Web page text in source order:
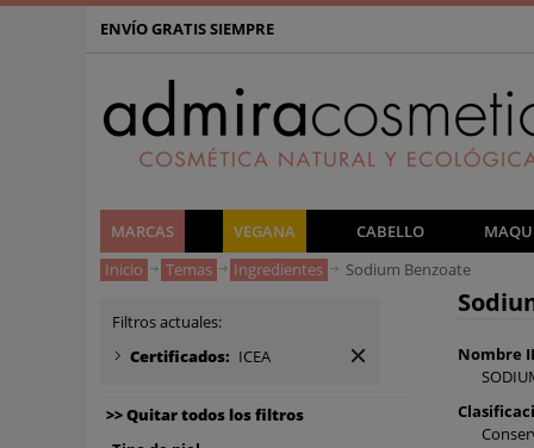
ENVÍO GRATIS SIEMPRE
MARCAS VEGANA CABELLO
Inicio
Temas Ingredientes Sodium Benzoate
Nombre
Filtros actuales:
Certificados: ICEA
>> Quitar todos los filtros